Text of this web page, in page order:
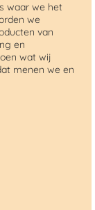
waar we het
we
van
en
wat wij
menen we en